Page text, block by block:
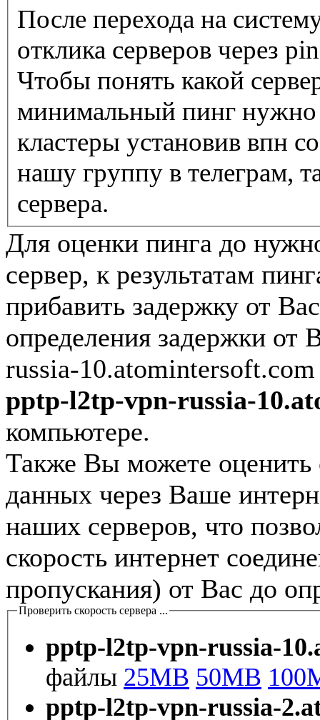
После перехода на
отклика серверов через
Чтобы понять какой
минимальный пинг нужно
кластеры установив впн
нашу группу в телеграм,
сервера.
Для оценки пинга до
сервер, к результатам
прибавить задержку от
определения задержки от
russia-
pptp-l2tp-vpn-russia-
компьютере.
Также Вы можете оценить
данных через Ваше
наших серверов, что
скорость интернет
пропускания) от Вас до
Проверить скорость сервера ...
pptp-l2tp-vpn-russia-
файлы 25MB 50MB
pptp-l2tp-vpn-russia-